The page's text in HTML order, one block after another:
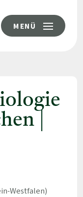
MENÜ
|
Westfalen)